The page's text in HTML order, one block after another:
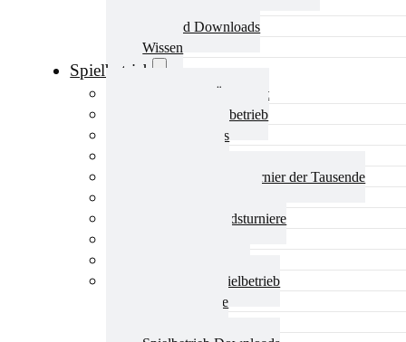
Verband Downloads
Wissen
Spielbetrieb
Spielbetrieb Übersicht
Aktuelles Spielbetrieb
BEM & Qualis
TTT – Tischtennisturnier der Tausende
Weitere Verbandsturniere
Mannschaftsspielbetrieb
Vereinsturniere